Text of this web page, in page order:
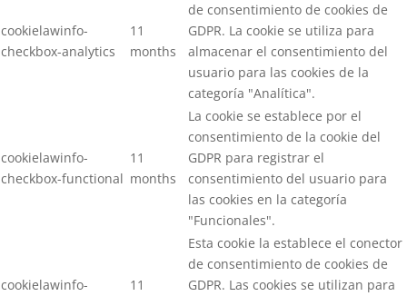
cookielawinfo-
checkbox-analytics
11
months
de consentimiento de cookies de
GDPR. La cookie se utiliza para
almacenar el consentimiento del
usuario para las cookies de la
categoría "Analítica".
cookielawinfo-
checkbox-functional
11
months
La cookie se establece por el
consentimiento de la cookie del
GDPR para registrar el
consentimiento del usuario para
las cookies en la categoría
"Funcionales".
cookielawinfo-
11
Esta cookie la establece el conector
de consentimiento de cookies de
GDPR. Las cookies se utilizan para